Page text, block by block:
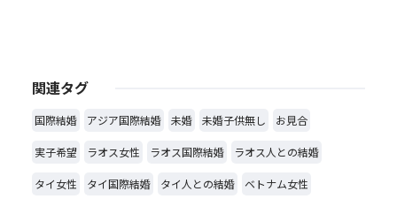
関連タグ
国際結婚 アジア国際結婚 未婚 未婚子供無し お見合
実子希望 ラオス女性 ラオス国際結婚 ラオス人との結婚
タイ女性 タイ国際結婚 タイ人との結婚 ベトナム女性